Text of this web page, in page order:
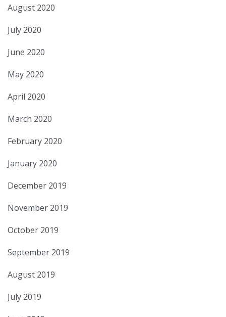
August 2020
July 2020
June 2020
May 2020
April 2020
March 2020
February 2020
January 2020
December 2019
November 2019
October 2019
September 2019
August 2019
July 2019